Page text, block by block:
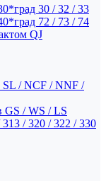
30 / 32 / 33
72 / 73 / 74
QJ
SL / NCF / NNF /
/ WS / LS
/ 320 / 322 / 330